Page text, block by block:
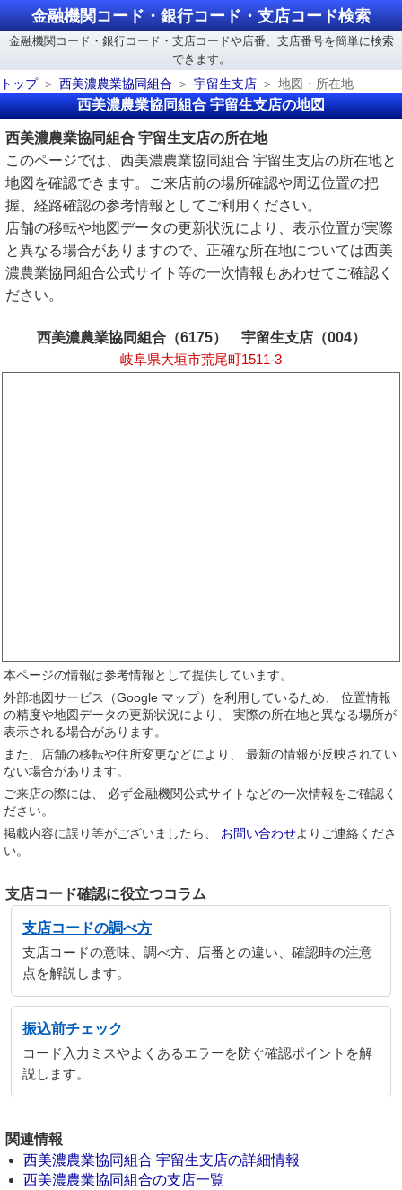
金融機関コード・銀行コード・支店コード検索
金融機関コード・銀行コード・支店コードや店番、支店番号を簡単に検索
できます。
トップ
西美濃農業協同組合 宇留生支店 地図・所在地
西美濃農業協同組合 宇留生支店の地図
西美濃農業協同組合 宇留生支店の所在地
このページでは、西美濃農業協同組合 宇留生支店の所在地と
地図を確認できます。ご来店前の場所確認や周辺位置の把
握、経路確認の参考情報としてご利用ください。
店舗の移転や地図データの更新状況により、表示位置が実際
と異なる場合がありますので、正確な所在地については西美
濃農業協同組合公式サイト等の一次情報もあわせてご確認く
ださい。
西美濃農業協同組合（6175） 宇留生支店（004）
岐阜県大垣市荒尾町1511-3
本ページの情報は参考情報として提供しています。
外部地図サービス（Google マップ）を利用しているため、 位置情報
の精度や地図データの更新状況により、 実際の所在地と異なる場所が
表示される場合があります。
また、店舗の移転や住所変更などにより、 最新の情報が反映されてい
ない場合があります。
ご来店の際には、 必ず金融機関公式サイトなどの一次情報をご確認く
ださい。
掲載内容に誤り等がございましたら、 お問い合わせよりご連絡くださ
い。
支店コード確認に役立つコラム
支店コードの調べ方
支店コードの意味、調べ方、店番との違い、確認時の注意
点を解説します。
振込前チェック
コード入力ミスやよくあるエラーを防ぐ確認ポイントを解
説します。
関連情報
西美濃農業協同組合 宇留生支店の詳細情報
西美濃農業協同組合の支店一覧